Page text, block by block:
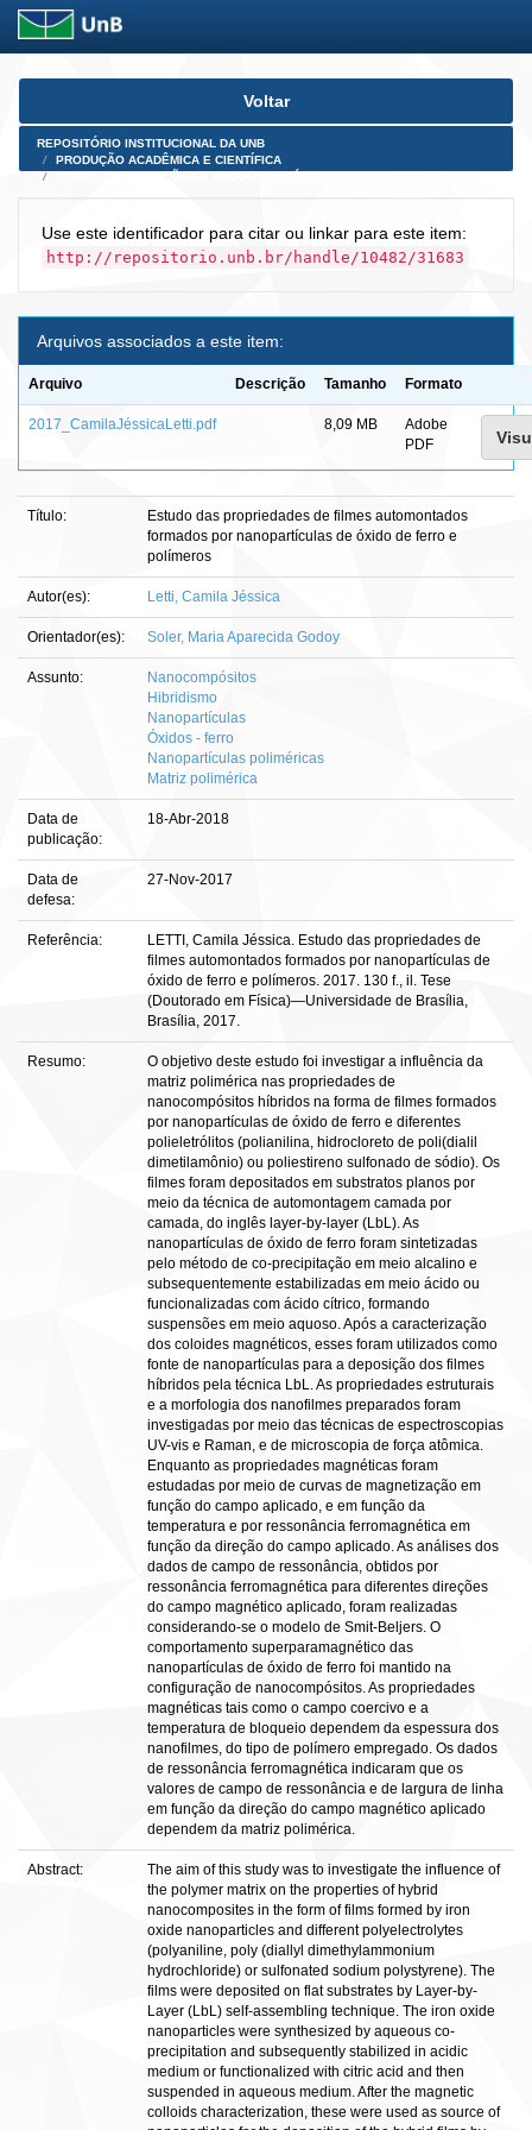
Skip
Voltar
REPOSITÓRIO INSTITUCIONAL DA UNB
PRODUÇÃO ACADÊMICA E CIENTÍFICA
Use este identificador para citar ou linkar para este item:
http://repositorio.unb.br/handle/10482/31683
Arquivos associados a este item:
Arquivo Descrição Tamanho Formato
2017_CamilaJéssicaLetti.pdf 8,09 MB
Adobe
PDF
Título:
Estudo das propriedades de filmes automontados
formados por nanopartículas de óxido de ferro e
polímeros
Autor(es): Letti, Camila Jéssica
Orientador(es): Soler, Maria Aparecida Godoy
Assunto:
Nanocompósitos
Hibridismo
Nanopartículas
Óxidos - ferro
Nanopartículas poliméricas
Matriz polimérica
Data de
publicação:
18-Abr-2018
Data de
defesa:
27-Nov-2017
Referência:
LETTI, Camila Jéssica. Estudo das propriedades de
filmes automontados formados por nanopartículas de
óxido de ferro e polímeros. 2017. 130 f., il. Tese
(Doutorado em Física)—Universidade de Brasília,
Brasília, 2017.
Resumo:
O objetivo deste estudo foi investigar a influência da
matriz polimérica nas propriedades de
nanocompósitos híbridos na forma de filmes formados
por nanopartículas de óxido de ferro e diferentes
polieletrólitos (polianilina, hidrocloreto de poli(dialil
dimetilamônio) ou poliestireno sulfonado de sódio). Os
filmes foram depositados em substratos planos por
meio da técnica de automontagem camada por
camada, do inglês layer-by-layer (LbL). As
nanopartículas de óxido de ferro foram sintetizadas
pelo método de co-precipitação em meio alcalino e
subsequentemente estabilizadas em meio ácido ou
funcionalizadas com ácido cítrico, formando
suspensões em meio aquoso. Após a caracterização
dos coloides magnéticos, esses foram utilizados como
fonte de nanopartículas para a deposição dos filmes
híbridos pela técnica LbL. As propriedades estruturais
e a morfologia dos nanofilmes preparados foram
investigadas por meio das técnicas de espectroscopias
UV-vis e Raman, e de microscopia de força atômica.
Enquanto as propriedades magnéticas foram
estudadas por meio de curvas de magnetização em
função do campo aplicado, e em função da
temperatura e por ressonância ferromagnética em
função da direção do campo aplicado. As análises dos
dados de campo de ressonância, obtidos por
ressonância ferromagnética para diferentes direções
do campo magnético aplicado, foram realizadas
considerando-se o modelo de Smit-Beljers. O
comportamento superparamagnético das
nanopartículas de óxido de ferro foi mantido na
configuração de nanocompósitos. As propriedades
magnéticas tais como o campo coercivo e a
temperatura de bloqueio dependem da espessura dos
nanofilmes, do tipo de polímero empregado. Os dados
de ressonância ferromagnética indicaram que os
valores de campo de ressonância e de largura de linha
em função da direção do campo magnético aplicado
dependem da matriz polimérica.
Abstract:
The aim of this study was to investigate the influence of
the polymer matrix on the properties of hybrid
nanocomposites in the form of films formed by iron
oxide nanoparticles and different polyelectrolytes
(polyaniline, poly (diallyl dimethylammonium
hydrochloride) or sulfonated sodium polystyrene). The
films were deposited on flat substrates by Layer-by-
Layer (LbL) self-assembling technique. The iron oxide
nanoparticles were synthesized by aqueous co-
precipitation and subsequently stabilized in acidic
medium or functionalized with citric acid and then
suspended in aqueous medium. After the magnetic
colloids characterization, these were used as source of